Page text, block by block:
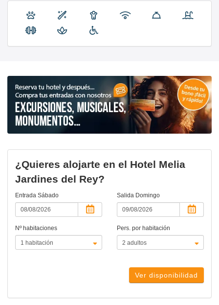
¿Quieres alojarte en el Hotel Melia
Jardines del Rey?
Entrada Sábado Salida Domingo
Nº habitaciones Pers. por habitación
Ver disponibilidad